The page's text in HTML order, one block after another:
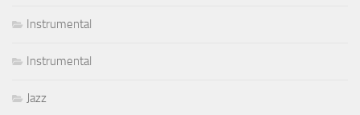
Instrumental
Instrumental
Jazz